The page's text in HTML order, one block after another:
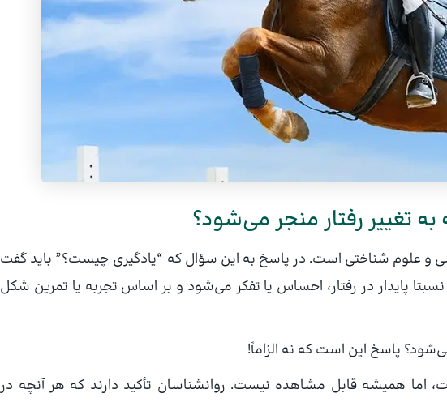
تغییر رفتار منجر می‌شود؟
و علوم شناختی است. در پاسخ به این سؤال که “یادگیری چیست؟” باید گفت
پایدار در رفتار، احساس یا تفکر می‌شود و بر اساس تجربه یا تمرین شکل
پاسخ این است که نه الزاماً!
اما همیشه قابل مشاهده نیست. روانشناسان تأکید دارند که هر آنچه در